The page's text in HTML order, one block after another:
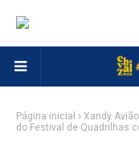
Página inicial Xandy Avião
do Festival de Quadrilhas